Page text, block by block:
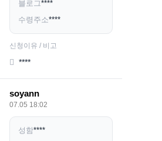
블로그****
수령주소****
신청이유 / 비고
****
soyann
07.05 18:02
성함****